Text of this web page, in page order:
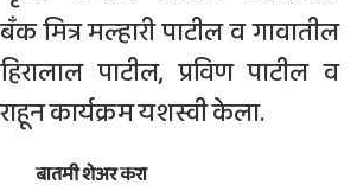
मित्र मल्हारी पाटील व गावातील
पाटील, प्रविण पाटील व
कार्यक्रम यशस्वी केला.
बातमी शेअर करा